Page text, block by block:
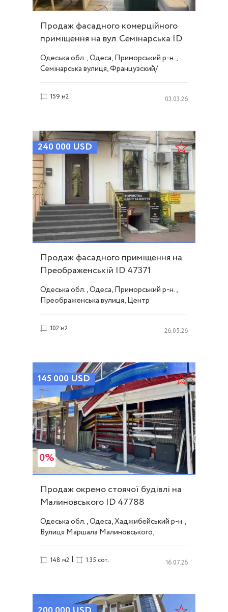
Продаж фасадного комерційного
приміщення на вул. Семінарська ID
41539
Одеська обл., Одеса, Приморський р-н.,
Семінарська вулиця, Французский/
159 м2 03.03.26
240 000 USD
Продаж фасадного приміщення на
Преображенській ID 47371
Одеська обл., Одеса, Приморський р-н.,
Преображенська вулиця, Центр
102 м2 26.05.26
145 000 USD
0%
Продаж окремо стоячої будівлі на
Малиновського ID 47788
Одеська обл., Одеса, Хаджибейський р-н.,
Вулиця Маршала Малиновського,
148 м2 | 1.35 сот. 16.07.26